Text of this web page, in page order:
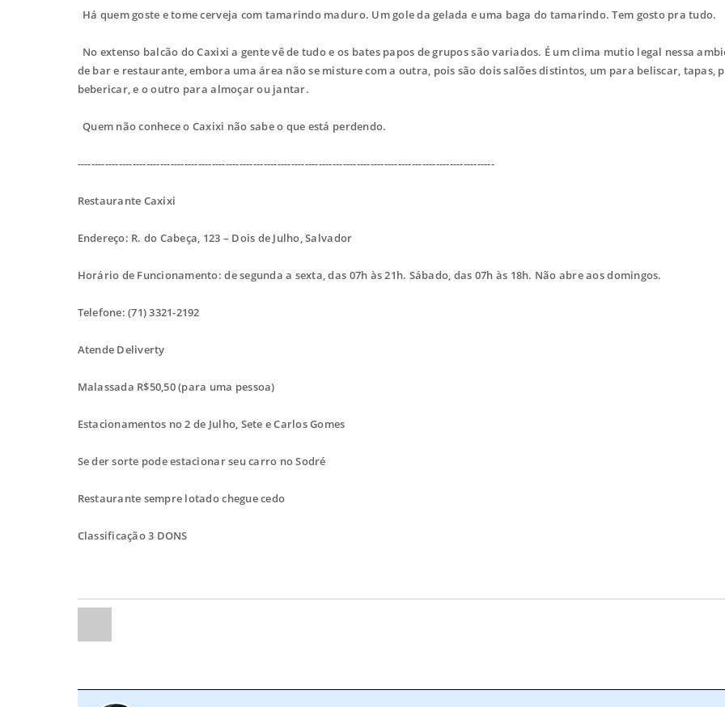
Há quem goste e tome cerveja com tamarindo maduro. Um gole da gelada e uma baga do tamarindo. Tem gosto pra tudo.
No extenso balcão do Caxixi a gente vê de tudo e os bates papos de grupos são variados. É um clima mutio legal nessa
de bar e restaurante, embora uma área não se misture com a outra, pois são dois salões distintos, um para beliscar, tapas,
bebericar, e o outro para almoçar ou jantar.
Quem não conhece o Caxixi não sabe o que está perdendo.
-------------------------------------------------------------------------------------------------------------------------
Restaurante Caxixi
Endereço: R. do Cabeça, 123 – Dois de Julho, Salvador
Horário de Funcionamento: de segunda a sexta, das 07h às 21h. Sábado, das 07h às 18h. Não abre aos domingos.
Telefone: (71) 3321-2192
Atende Deliverty
Malassada R$50,50 (para uma pessoa)
Estacionamentos no 2 de Julho, Sete e Carlos Gomes
Se der sorte pode estacionar seu carro no Sodré
Restaurante sempre lotado chegue cedo
Classificação 3 DONS